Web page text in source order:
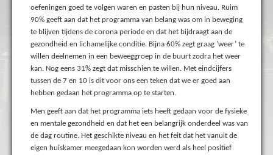
oefeningen goed te volgen waren en pasten bij hun niveau. Ruim
90% geeft aan dat het programma van belang was om in beweging
te blijven tijdens de corona periode en dat het bijdraagt aan de
gezondheid en lichamelijke conditie. Bijna 60% zegt graag ‘weer’ te
willen deelnemen in een beweeggroep in de buurt zodra het weer
kan. Nog eens 31% zegt dat misschien te willen. Met eindcijfers
tussen de 7 en 10 is dit voor ons een teken dat we er goed aan
hebben gedaan het programma op te starten.
Men geeft aan dat het programma iets heeft gedaan voor de fysieke
en mentale gezondheid en dat het een belangrijk onderdeel was van
de dag routine. Het geschikte niveau en het feit dat het vanuit de
eigen huiskamer meegedaan kon worden werd als heel positief